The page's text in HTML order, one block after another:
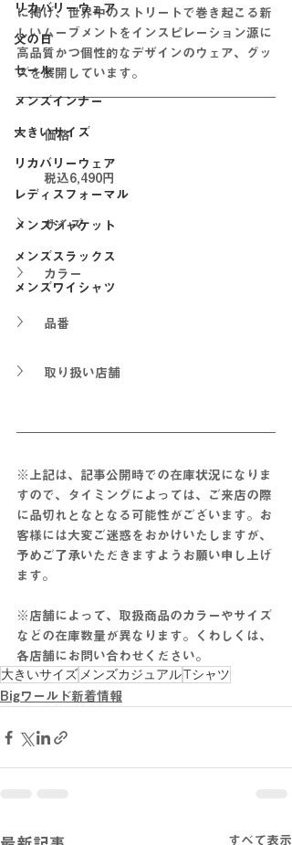
リカバリーウェア
父の日
セール
メンズインナー
大きいサイズ
リカバリーウェア
レディスフォーマル
メンズジャケット
メンズスラックス
メンズワイシャツ
に掲げ、世界中のストリートで巻き起こる新
しいムーブメントをインスピレーション源に
高品質かつ個性的なデザインのウェア、グッ
ズを展開しています。
価格
税込6,490円
サイズ
カラー
品番
取り扱い店舗
※上記は、記事公開時での在庫状況になりま
すので、タイミングによっては、ご来店の際
に品切れとなとなる可能性がございます。お
客様には大変ご迷惑をおかけいたしますが、
予めご了承いただきますようお願い申し上げ
ます。
※店舗によって、取扱商品のカラーやサイズ
などの在庫数量が異なります。くわしくは、
各店舗にお問い合わせください。
大きいサイズ メンズカジュアルTシャツ
Bigワールド新着情報
すべて表示